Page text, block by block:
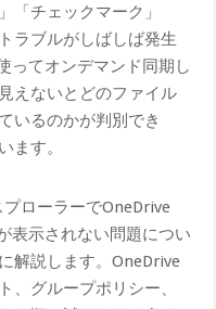
「チェックマーク」
ラブルがしばしば発生
ってオンデマンド同期し
えないとどのファイル
いるのかが判別でき
ます。
ローラーでOneDrive
表示されない問題につい
解説します。OneDrive
、グループポリシー、